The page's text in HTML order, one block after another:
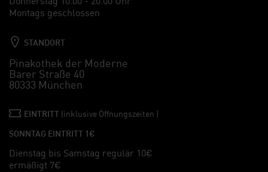
Montags geschlossen
STANDORT
Pinakothek der Moderne
Barer Straße 40
80333 München
EINTRITT (inklusive Öffnungszeiten )
SONNTAG EINTRITT 1€
Dienstag bis Samstag regulär 10€
ermäßigt 7€